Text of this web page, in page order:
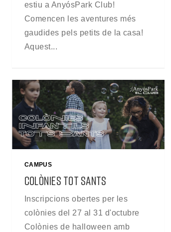
estiu a AnyósPark Club!
Comencen les aventures més
gaudides pels petits de la casa!
Aquest...
CAMPUS
COLÒNIES TOT SANTS
Inscripcions obertes per les
colònies del 27 al 31 d'octubre
Colònies de halloween amb